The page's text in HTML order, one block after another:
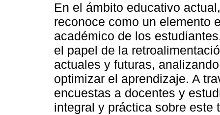
En el ámbito educativo
reconoce como un elemento
académico de los
el papel de la
actuales y futuras,
optimizar el aprendizaje. A
encuestas a docentes y
integral y práctica sobre este